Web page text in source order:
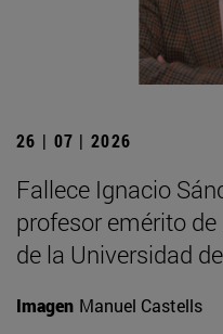
26 | 07 | 2026
Fallece Ignacio
profesor emérito
de la Universidad
Imagen Manuel Castells